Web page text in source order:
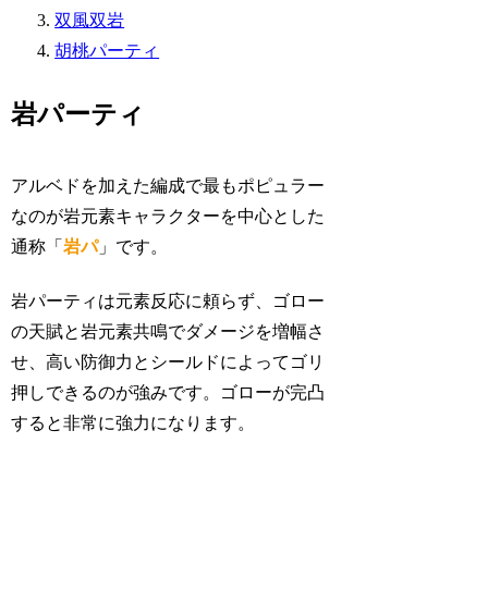
双風双岩
胡桃パーティ
岩パーティ
アルベドを加えた編成で最もポピュラー
なのが岩元素キャラクターを中心とした
通称「岩パ」です。
岩パーティは元素反応に頼らず、ゴロー
の天賦と岩元素共鳴でダメージを増幅さ
せ、高い防御力とシールドによってゴリ
押しできるのが強みです。ゴローが完凸
すると非常に強力になります。